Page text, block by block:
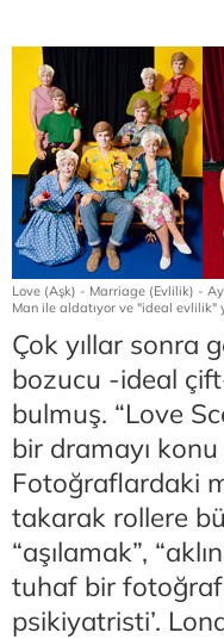
Love (Aşk) - Marriage (Evlilik) -
Man ile aldatıyor ve "ideal evlilik"
Çok yıllar sonra
bozucu -ideal
bulmuş. “Love
bir dramayı
Fotoğraflardaki
takarak rollere
“aşılamak”,
tuhaf bir
psikiyatristi’.